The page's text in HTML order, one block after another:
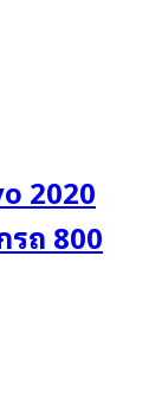
2020
รถ 800